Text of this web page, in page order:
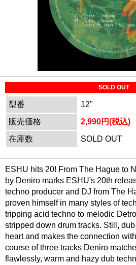
SOLD OUT
型番
12"
販売価格
2,990円(税込)
在庫数
SOLD OUT
ESHU hits 20! From The Hague to
by Deniro marks ESHU's 20th
techno producer and DJ from The
proven himself in many styles of
tripping acid techno to melodic
stripped down drum tracks. Still,
heart and makes the connection
course of three tracks Deniro
flawlessly, warm and hazy dub